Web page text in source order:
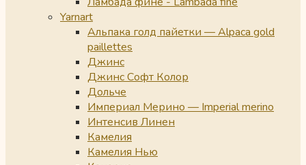
Yarnart
Альпака голд пайетки — Alpaca gold
paillettes
Джинс
Джинс Софт Колор
Дольче
Империал Мерино — Imperial merino
Интенсив Линен
Камелия
Камелия Нью